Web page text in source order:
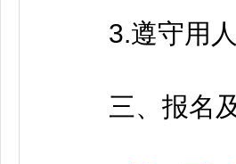
3.遵守用人
三、报名及